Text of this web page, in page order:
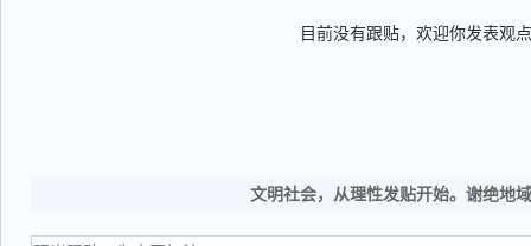
目前没有跟贴，欢迎你发表观点
文明社会，从理性发贴开始。谢绝地